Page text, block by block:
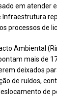
em atender
Infraestrutura
processos de
Ambiental
mais de
deixados
de ruídos,
de